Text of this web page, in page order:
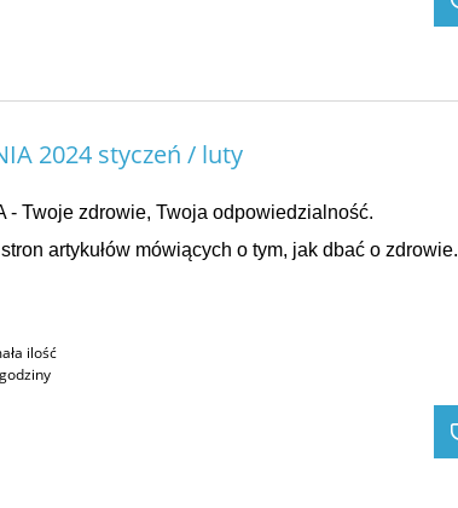
2024 styczeń / luty
- Twoje zdrowie, Twoja odpowiedzialność.
artykułów mówiących o tym, jak dbać o zdrowie.
ilość